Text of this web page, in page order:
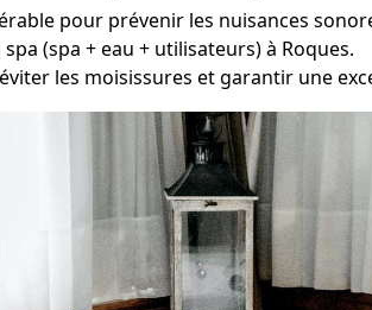
pour prévenir les nuisances
(spa + eau + utilisateurs) à Roques.
les moisissures et garantir une